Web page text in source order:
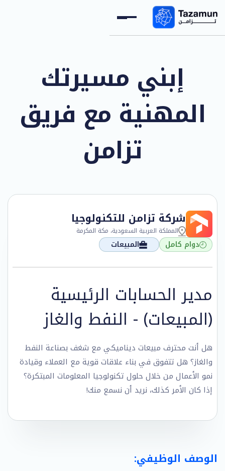
إبني مسيرتك
المهنية مع فريق
تزامن
شركة تزامن للتكنولوجيا
المملكة العربية السعودية، مكة المكرمة
دوام كامل المبيعات
مدير الحسابات الرئيسية
(المبيعات) - النفط والغاز
هل أنت محترف مبيعات ديناميكي مع شغف بصناعة النفط
والغاز؟ هل تتفوق في بناء علاقات قوية مع العملاء وقيادة
نمو الأعمال من خلال حلول تكنولوجيا المعلومات المبتكرة؟
إذا كان الأمر كذلك، نريد أن نسمع منك!
الوصف الوظيفي: